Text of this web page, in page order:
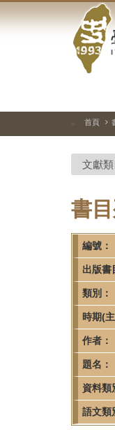
到
中
央
研
院-
臺
灣
史
研
究
所-
首
頁
::: 首頁
文獻
書
編號：
出版書
類別：
時期(
作者：
題名：
資料類
語文類